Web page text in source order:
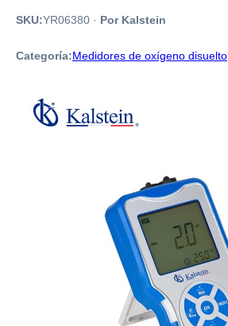
SKU:YR06380 · Por Kalstein
Categoría:Medidores de oxígeno disuelto